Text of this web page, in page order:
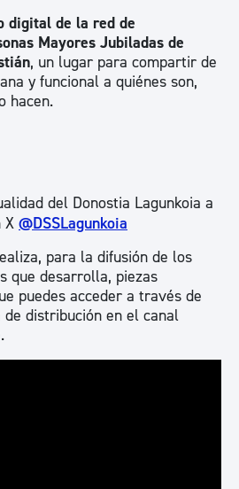
digital de la red de
Mayores Jubiladas de
, un lugar para compartir de
y funcional a quiénes son,
hacen.
del Donostia Lagunkoia a
X @DSSLagunkoia
para la difusión de los
que desarrolla, piezas
puedes acceder a través de
distribución en el canal